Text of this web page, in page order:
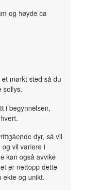
og høyde ca
mørkt sted så du
sollys.
i begynnelsen,
dyr, så vil
vil variere i
kan også avvike
er nettopp dette
ekte og unikt.